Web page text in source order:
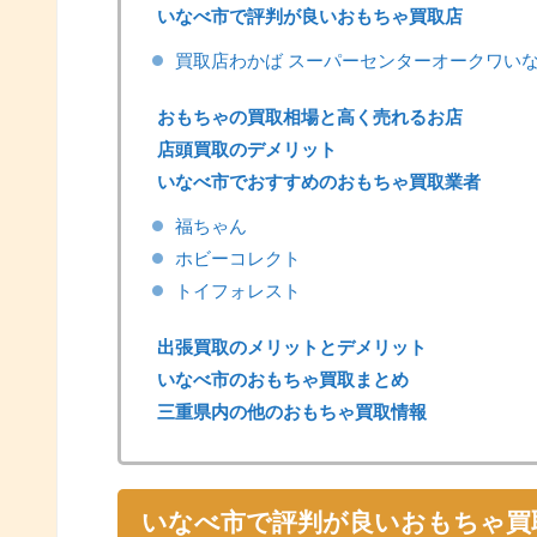
いなべ市で評判が良いおもちゃ買取店
買取店わかば スーパーセンターオークワい
おもちゃの買取相場と高く売れるお店
店頭買取のデメリット
いなべ市でおすすめのおもちゃ買取業者
福ちゃん
ホビーコレクト
トイフォレスト
出張買取のメリットとデメリット
いなべ市のおもちゃ買取まとめ
三重県内の他のおもちゃ買取情報
いなべ市で評判が良いおもちゃ買